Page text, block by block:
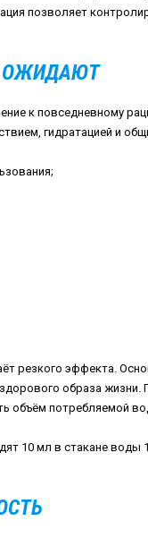
позволяет
ОЖИДАЮТ
к повседневному
гидратацией и
резкого эффекта.
образа жизни.
объём потребляемой
10 мл в стакане воды